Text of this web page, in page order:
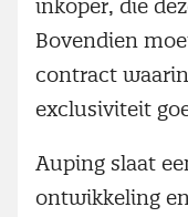
inkoper, die
Bovendien
contract
exclusiviteit
Auping slaat
ontwikkeling